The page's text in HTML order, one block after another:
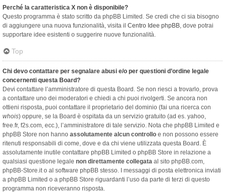
Perché la caratteristica X non è disponibile?
Questo programma è stato scritto da phpBB Limited. Se credi che ci sia bisogno
di aggiungere una nuova funzionalità, visita il Centro Idee phpBB, dove potrai
supportare idee esistenti o suggerire nuove funzionalità.
Top
Chi devo contattare per segnalare abusi e/o per questioni d’ordine legale
concernenti questa Board?
Devi contattare l’amministratore di questa Board. Se non riesci a trovarlo, prova
a contattare uno dei moderatori e chiedi a chi puoi rivolgerti. Se ancora non
ottieni risposta, puoi contattare il proprietario del dominio (fai una ricerca con
whois) oppure, se la Board è ospitata da un servizio gratuito (ad es. yahoo,
free.fr, f2s.com, ecc.), l’amministratore di tale servizio. Nota che phpBB Limited e
phpBB Store non hanno assolutamente alcun controllo e non possono essere
ritenuti responsabili di come, dove e da chi viene utilizzata questa Board. È
assolutamente inutile contattare phpBB Limited o phpBB Store in relazione a
qualsiasi questione legale non direttamente collegata al sito phpBB.com,
phpBB-Store.it o al software phpBB stesso. I messaggi di posta elettronica inviati
a phpBB Limited o a phpBB Store riguardanti l’uso da parte di terzi di questo
programma non riceveranno risposta.